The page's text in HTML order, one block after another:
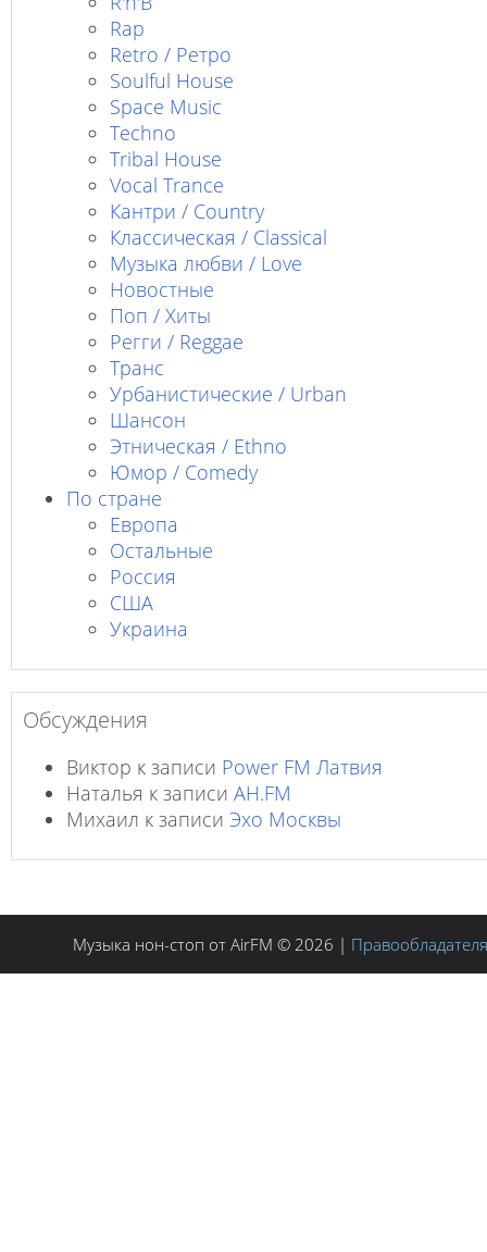
Rap
Retro / Ретро
Soulful House
Space Music
Techno
Tribal House
Vocal Trance
Кантри / Country
Классическая / Classical
Музыка любви / Love
Новостные
Поп / Хиты
Регги / Reggae
Транс
Урбанистические / Urban
Шансон
Этническая / Ethno
Юмор / Comedy
По стране
Европа
Остальные
Россия
США
Украина
Обсуждения
Виктор к записи Power FM Латвия
Наталья к записи AH.FM
Михаил к записи Эхо Москвы
Музыка нон-стоп от AirFM © 2026 |